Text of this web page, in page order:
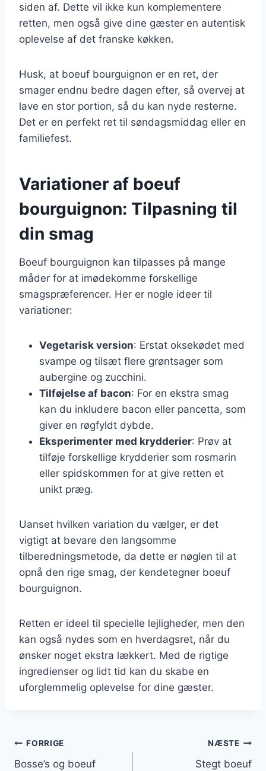
siden af. Dette vil ikke kun komplementere
retten, men også give dine gæster en autentisk
oplevelse af det franske køkken.
Husk, at boeuf bourguignon er en ret, der
smager endnu bedre dagen efter, så overvej at
lave en stor portion, så du kan nyde resterne.
Det er en perfekt ret til søndagsmiddag eller en
familiefest.
Variationer af boeuf
bourguignon: Tilpasning til
din smag
Boeuf bourguignon kan tilpasses på mange
måder for at imødekomme forskellige
smagspræferencer. Her er nogle ideer til
variationer:
Vegetarisk version: Erstat oksekødet med
svampe og tilsæt flere grøntsager som
aubergine og zucchini.
Tilføjelse af bacon: For en ekstra smag
kan du inkludere bacon eller pancetta, som
giver en røgfyldt dybde.
Eksperimenter med krydderier: Prøv at
tilføje forskellige krydderier som rosmarin
eller spidskommen for at give retten et
unikt præg.
Uanset hvilken variation du vælger, er det
vigtigt at bevare den langsomme
tilberedningsmetode, da dette er nøglen til at
opnå den rige smag, der kendetegner boeuf
bourguignon.
Retten er ideel til specielle lejligheder, men den
kan også nydes som en hverdagsret, når du
ønsker noget ekstra lækkert. Med de rigtige
ingredienser og lidt tid kan du skabe en
uforglemmelig oplevelse for dine gæster.
Indlægsnavigation
FORRIGE
Bosse’s og boeuf
NÆSTE
Stegt boeuf